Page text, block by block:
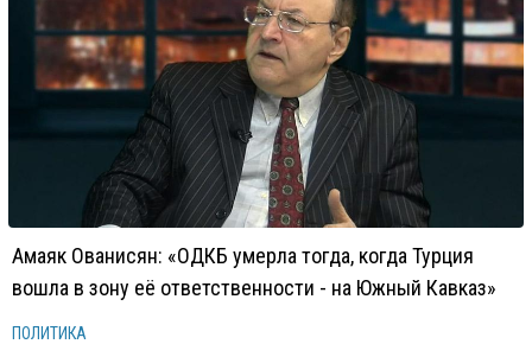
Амаяк Ованисян: «ОДКБ умерла тогда, когда Турция
вошла в зону её ответственности - на Южный Кавказ»
ПОЛИТИКА